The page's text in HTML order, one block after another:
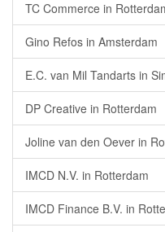
TC Commerce in
Gino Refos in Amsterdam
E.C. van Mil Tandarts in
DP Creative in Rotterdam
Joline van den Oever in
IMCD N.V. in Rotterdam
IMCD Finance B.V. in